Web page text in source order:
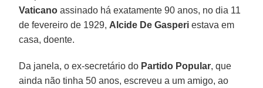
Vaticano assinado há exatamente 90 anos, no dia 11
de fevereiro de 1929, Alcide De Gasperi estava em
casa, doente.
Da janela, o ex-secretário do Partido Popular, que
ainda não tinha 50 anos, escreveu a um amigo, ao